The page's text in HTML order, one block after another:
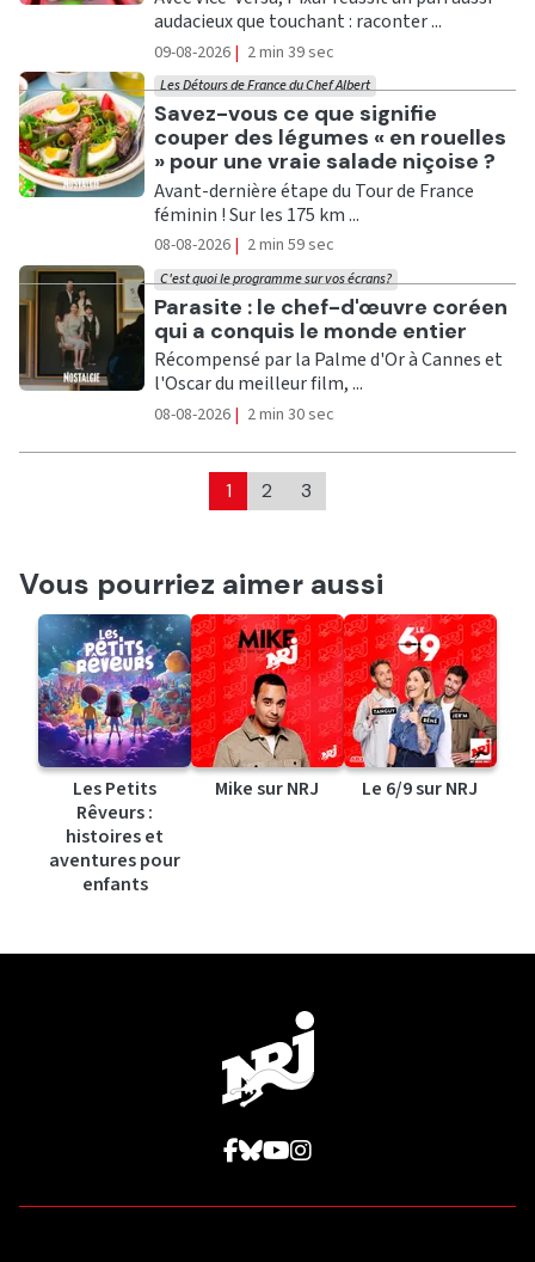
audacieux que touchant : raconter ...
09-08-2026 | 2 min 39 sec
Ecouter
Savez-vous ce que signifie
couper des légumes « en rouelles
» pour une vraie salade niçoise ?
Les Détours de France du Chef Albert
Avant-dernière étape du Tour de France
féminin ! Sur les 175 km ...
08-08-2026 | 2 min 59 sec
Ecouter
Parasite : le chef-d'œuvre coréen
qui a conquis le monde entier
C'est quoi le programme sur vos écrans?
Récompensé par la Palme d'Or à Cannes et
l'Oscar du meilleur film, ...
08-08-2026 | 2 min 30 sec
1 2 3
Vous pourriez aimer aussi
Les Petits
Rêveurs :
histoires et
aventures pour
enfants
Mike sur NRJ Le 6/9 sur NRJ